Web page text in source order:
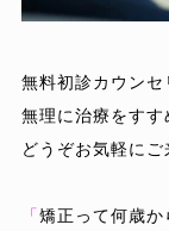
無料初診カウンセ
無理に治療をすす
どうぞお気軽に
「矯正って何歳か